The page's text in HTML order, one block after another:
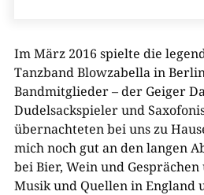
Im März 2016 spielte die
Tanzband Blowzabella in
Bandmitglieder – der Geiger
Dudelsackspieler und
übernachteten bei uns zu
mich noch gut an den langen
bei Bier, Wein und
Musik und Quellen in England